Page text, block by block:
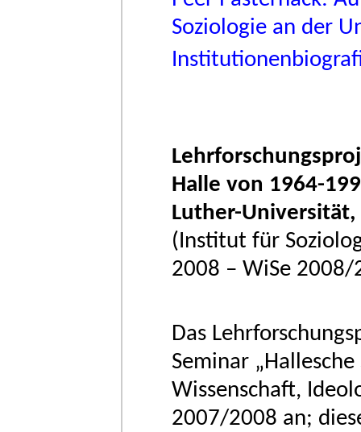
Soziologie an der
Halle von 1964-
Luther-Universität,
(Institut für
2008 – WiSe 2008/
Das
Seminar
Wissenschaft,
2007/2008 an;